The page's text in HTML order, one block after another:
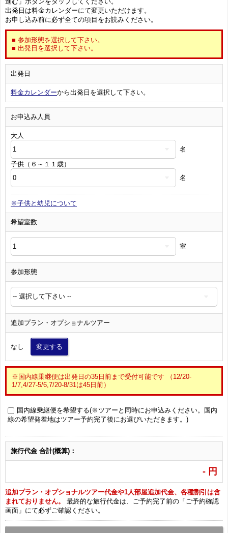
出発日は料金カレンダーにて変更いただけます。
お申し込み前に必ず全ての項目をお読みください。
■ 参加形態を選択して下さい。
■ 出発日を選択して下さい。
出発日
料金カレンダーから出発日を選択して下さい。
お申込み人員
大人
名
子供（６～１１歳）
名
※子供と幼児について
希望室数
室
参加形態
追加プラン・オプショナルツアー
なし 変更する
※国内線乗継便は出発日の35日前まで受付可能です （12/20-
1/7,4/27-5/6,7/20-8/31は45日前）
国内線乗継便を希望する(※ツアーと同時にお申込みください。国内
線の希望発着地はツアー予約完了後にお選びいただきます。)
旅行代金 合計(概算)：
- 円
追加プラン・オプショナルツアー代金や1人部屋追加代金、各種割引は含
まれておりません。
最終的な旅行代金は、ご予約完了前の「ご予約確認
画面」にて必ずご確認ください。